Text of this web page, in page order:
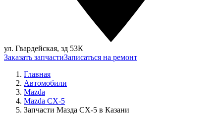
ул. Гвардейская, зд 53К
Заказать запчастиЗаписаться на ремонт
Главная
Автомобили
Mazda
Mazda CX-5
Запчасти Мазда CX-5 в Казани